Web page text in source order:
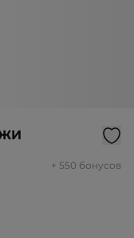
+ 550 бонусов